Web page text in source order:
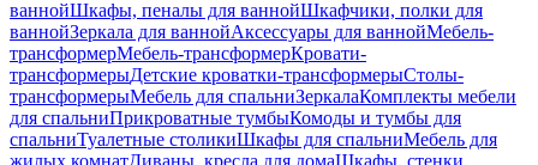
ваннойШкафы, пеналы для ваннойШкафчики, полки для
ваннойЗеркала для ваннойАксессуары для ваннойМебель-
трансформерМебель-трансформерКровати-
трансформерыДетские кроватки-трансформерыСтолы-
трансформерыМебель для спальниЗеркалаКомплекты мебели
для спальниПрикроватные тумбыКомоды и тумбы для
спальниТуалетные столикиШкафы для спальниМебель для
жилых комнатДиваны, кресла для домаШкафы, стенки,